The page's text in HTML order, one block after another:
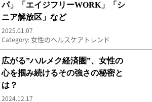
パ」「エイジフリーWORK」「シ
ニア解放区」など
2025.01.07
Category:女性のヘルスケアトレンド
広がる”ハルメク経済圏”、女性の心を掴み続け
広がる”ハルメク経済圏”、女性の
心を掴み続けるその強さの秘密と
は？
2024.12.17